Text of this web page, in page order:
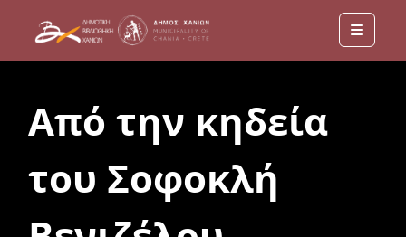
Menu
Από την κηδεία
του Σοφοκλή